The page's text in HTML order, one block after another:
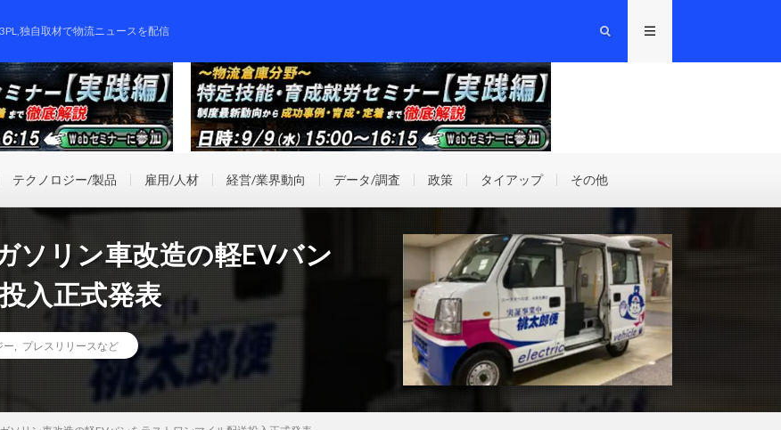
独自取材で物流ニュースを配信
テクノロジー/製品 雇用/人材 経営/業界動向 データ/調査 政策 タイアップ その他
ソリン車改造の軽EVバン
入正式発表
ー プレスリリースなど